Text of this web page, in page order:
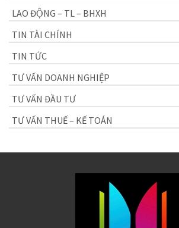
LAO ĐỘNG – TL – BHXH
TIN TÀI CHÍNH
TIN TỨC
TƯ VẤN DOANH NGHIỆP
TƯ VẤN ĐẦU TƯ
TƯ VẤN THUẾ – KẾ TOÁN